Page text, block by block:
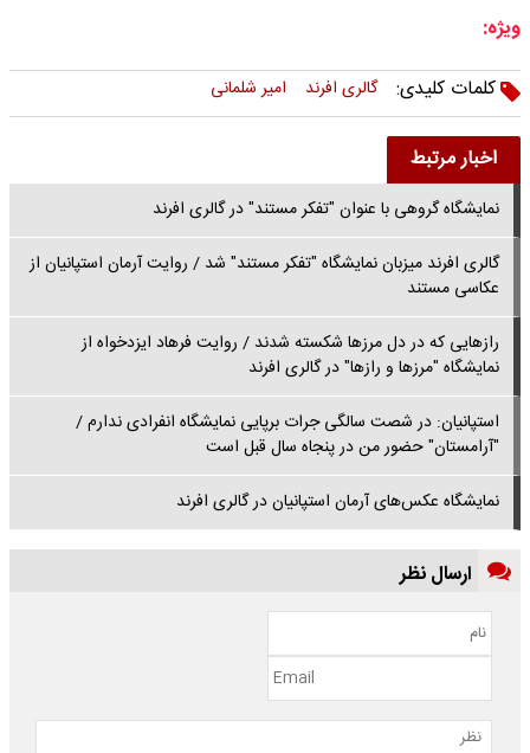
ویژه:
کلمات کلیدی:
گالری افرند امیر شلمانی
اخبار مرتبط
نمایشگاه گروهی با عنوان "تفکر مستند" در گالری افرند
گالری افرند میزبان نمایشگاه "تفکر مستند" شد / روایت آرمان استپانیان از
عکاسی مستند
رازهایی که در دل مرزها شکسته شدند / روایت فرهاد ایزدخواه از
نمایشگاه "مرزها و رازها" در گالری افرند
استپانیان: در شصت سالگی جرات برپایی نمایشگاه انفرادی ندارم /
"آرامستان" حضور من در پنجاه سال قبل است
نمایشگاه عکس‌های آرمان استپانیان در گالری افرند
ارسال نظر